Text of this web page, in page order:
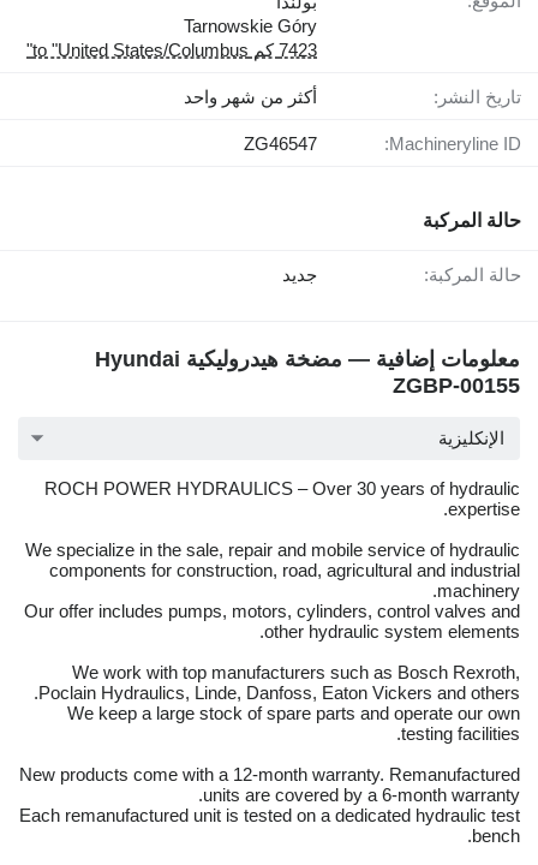
Tarnowskie Góry
7423 كم to "United States/Columbus"
تاريخ النشر: أكثر من شهر واحد
Machineryline ID:
ZG46547
حالة المركبة
حالة المركبة: جديد
معلومات إضافية — مضخة هيدروليكية Hyundai
ZGBP-00155
الإنكليزية
ROCH POWER HYDRAULICS – Over 30 years of hydraulic
expertise.
We specialize in the sale, repair and mobile service of hydraulic
components for construction, road, agricultural and industrial
machinery.
Our offer includes pumps, motors, cylinders, control valves and
other hydraulic system elements.
We work with top manufacturers such as Bosch Rexroth,
Poclain Hydraulics, Linde, Danfoss, Eaton Vickers and others.
We keep a large stock of spare parts and operate our own
testing facilities.
New products come with a 12-month warranty. Remanufactured
units are covered by a 6-month warranty.
Each remanufactured unit is tested on a dedicated hydraulic test
bench.